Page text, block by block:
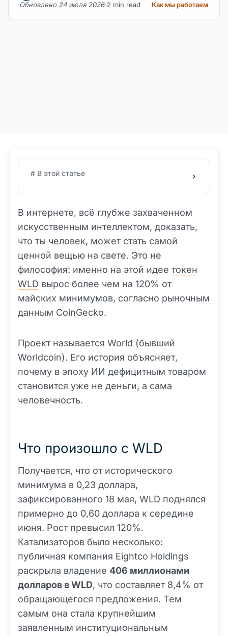
Обновлено 24 июля 2026 2 min read Как мы работаем
# В этой статье
В интернете, всё глубже захваченном
искусственным интеллектом, доказать,
что ты человек, может стать самой
ценной вещью на свете. Это не
философия: именно на этой идее токен
WLD вырос более чем на 120% от
майских минимумов, согласно рыночным
данным CoinGecko.
Проект называется World (бывший
Worldcoin). Его история объясняет,
почему в эпоху ИИ дефицитным товаром
становится уже не деньги, а сама
человечность.
Что произошло с WLD
Получается, что от исторического
минимума в 0,23 доллара,
зафиксированного 18 мая, WLD поднялся
примерно до 0,60 доллара к середине
июня. Рост превысил 120%.
Катализаторов было несколько:
публичная компания Eightco Holdings
раскрыла владение 406 миллионами
долларов в WLD, что составляет 8,4% от
обращающегося предложения. Тем
самым она стала крупнейшим
заявленным институциональным